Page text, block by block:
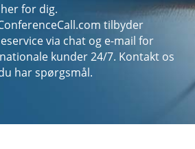
for dig.
tilbyder
via chat og e-mail for
kunder 24/7. Kontakt os
har spørgsmål.